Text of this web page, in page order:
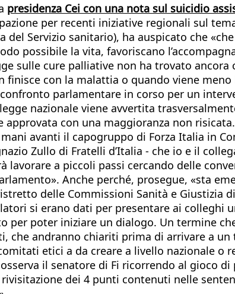
presidenza Cei con una nota sul suicidio
per recenti iniziative regionali sul
del Servizio sanitario), ha auspicato che
possibile la vita, favoriscano
sulle cure palliative non ha trovato
finisce con la malattia o quando viene
parlamentare in corso per un
legge nazionale viene avvertita
approvata con una maggioranza non
avanti il capogruppo di Forza Italia in
Zullo di Fratelli d’Italia - che io e il
lavorare a piccoli passi cercando delle
Anche perché, prosegue, «sta
delle Commissioni Sanità e Giustizia
si erano dati per presentare ai
per poter iniziare un dialogo. Un termine
che andranno chiariti prima di arrivare a
etici a da creare a livello nazionale o
il senatore di Fi ricorrendo al gioco
dei 4 punti contenuti nelle